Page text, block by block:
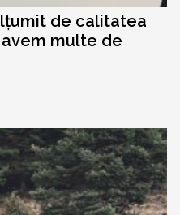
de calitatea
multe de